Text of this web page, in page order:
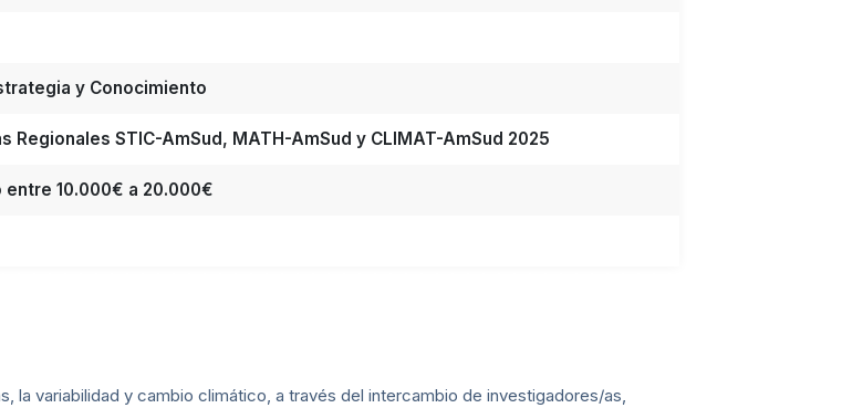
y Conocimiento
Regionales STIC-AmSud, MATH-AmSud y CLIMAT-AmSud 2025
entre 10.000€ a 20.000€
la variabilidad y cambio climático, a través del intercambio de investigadores/as,